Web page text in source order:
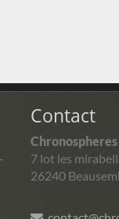
Contact
Chronospheres
7 lot les
26240